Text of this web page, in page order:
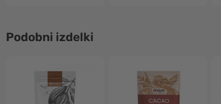
Podobni izdelki